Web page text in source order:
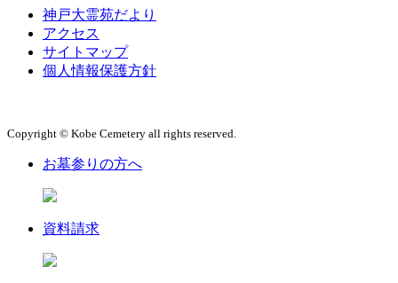
神戸大霊苑だより
アクセス
サイトマップ
個人情報保護方針
Copyright © Kobe Cemetery all rights reserved.
お墓参りの方へ
資料請求